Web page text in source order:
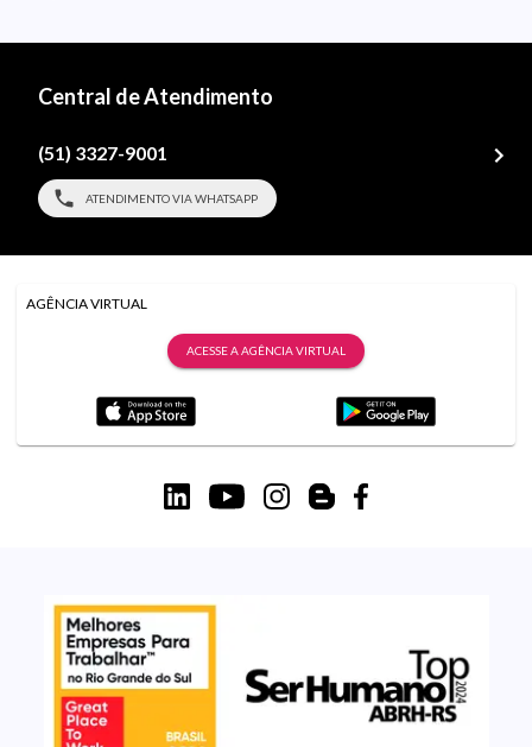
Central de Atendimento
(51) 3327-9001
ATENDIMENTO VIA WHATSAPP
AGÊNCIA VIRTUAL
ACESSE A AGÊNCIA VIRTUAL